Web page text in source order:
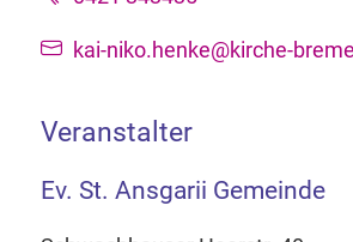
kai-niko.henke@kirche-
Veranstalter
Ev. St. Ansgarii Gemeinde